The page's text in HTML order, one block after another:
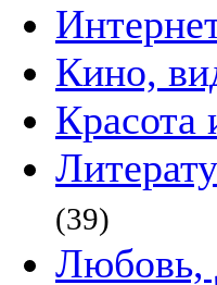
Кино,
Красота
(39)
Любовь,